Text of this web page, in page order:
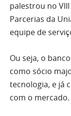
palestrou no
Parcerias da
equipe de
Ou seja, o
como sócio
tecnologia, e já
com o mercado.